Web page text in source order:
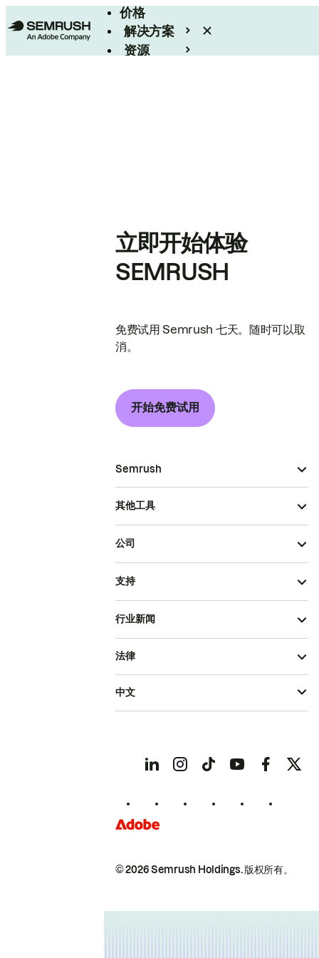
价格
解决方案
资源
立即开始体验
SEMRUSH
免费试用 Semrush 七天。随时可以取
消。
开始免费试用
Semrush
其他工具
公司
支持
行业新闻
© 2026 Semrush Holdings.版权所有。
法律
中文